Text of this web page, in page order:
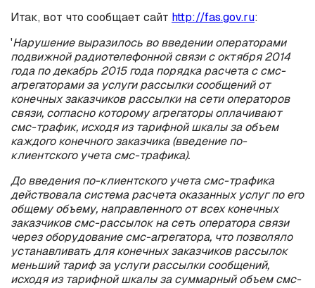
Итак, вот что сообщает сайт http://fas.gov.ru:
'Нарушение выразилось во введении операторами
подвижной радиотелефонной связи с октября 2014
года по декабрь 2015 года порядка расчета с смс-
агрегаторами за услуги рассылки сообщений от
конечных заказчиков рассылки на сети операторов
связи, согласно которому агрегаторы оплачивают
смс-трафик, исходя из тарифной шкалы за объем
каждого конечного заказчика (введение по-
клиентского учета смс-трафика).
До введения по-клиентского учета смс-трафика
действовала система расчета оказанных услуг по его
общему объему, направленного от всех конечных
заказчиков смс-рассылок на сеть оператора связи
через оборудование смс-агрегатора, что позволяло
устанавливать для конечных заказчиков рассылок
меньший тариф за услуги рассылки сообщений,
исходя из тарифной шкалы за суммарный объем смс-